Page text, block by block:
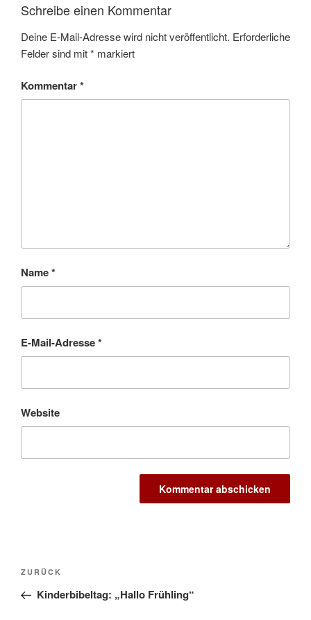
Schreibe einen Kommentar
Deine E-Mail-Adresse wird nicht veröffentlicht. Erforderliche
Felder sind mit* markiert
Kommentar*
Name*
E-Mail-Adresse*
Website
Beitragsnavigation
Vorheriger
Beitrag
ZURÜCK
Kinderbibeltag: „Hallo Frühling“